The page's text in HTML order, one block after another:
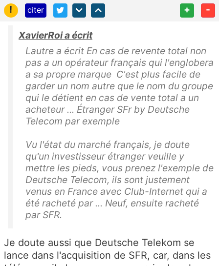
!
citer + -
XavierRoi a écrit
Lautre a écrit En cas de revente total non
pas a un opérateur français qui l'englobera
a sa propre marque C'est plus facile de
garder un nom autre que le nom du groupe
qui le détient en cas de vente total a un
acheteur ... Étranger SFr by Deutsche
Telecom par exemple
Vu l'état du marché français, je doute
qu'un investisseur étranger veuille y
mettre les pieds, vous prenez l'exemple de
Deutsche Telecom, ils sont justement
venus en France avec Club-Internet qui a
été racheté par ... Neuf, ensuite racheté
par SFR.
Je doute aussi que Deutsche Telekom se
lance dans l'acquisition de SFR, car, dans les